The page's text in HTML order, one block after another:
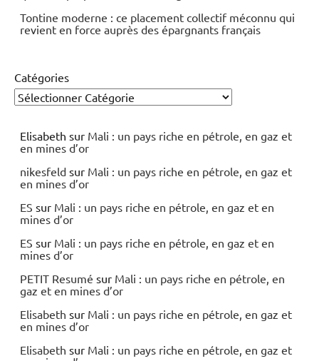
Tontine moderne : ce placement collectif méconnu qui
revient en force auprès des épargnants français
Catégories
Elisabeth sur Mali : un pays riche en pétrole, en gaz et
en mines d’or
nikesfeld sur Mali : un pays riche en pétrole, en gaz et
en mines d’or
ES sur Mali : un pays riche en pétrole, en gaz et en
mines d’or
ES sur Mali : un pays riche en pétrole, en gaz et en
mines d’or
PETIT Resumé sur Mali : un pays riche en pétrole, en
gaz et en mines d’or
Elisabeth sur Mali : un pays riche en pétrole, en gaz et
en mines d’or
Elisabeth sur Mali : un pays riche en pétrole, en gaz et